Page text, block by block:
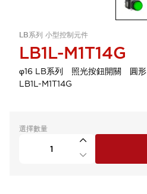
LB系列 小型控制元件
LB1L-M1T14G
φ16 LB系列 照光按鈕開關 圓
LB1L-M1T14G
選擇數量